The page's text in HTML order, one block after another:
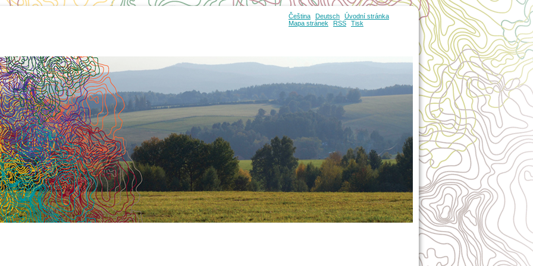
Čeština Deutsch
Úvodní stránka
Mapa stránek
RSS Tisk